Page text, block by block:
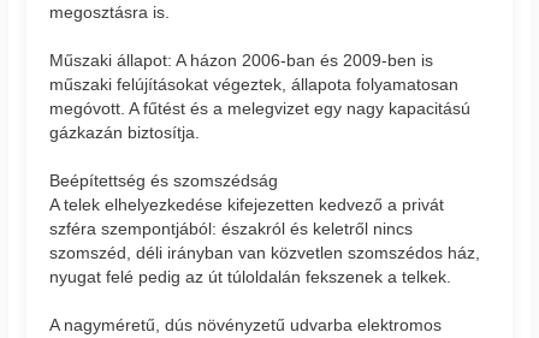
megosztásra is.
Műszaki állapot: A házon 2006-ban és 2009-ben is
műszaki felújításokat végeztek, állapota folyamatosan
megóvott. A fűtést és a melegvizet egy nagy kapacitású
gázkazán biztosítja.
Beépítettség és szomszédság
A telek elhelyezkedése kifejezetten kedvező a privát
szféra szempontjából: északról és keletről nincs
szomszéd, déli irányban van közvetlen szomszédos ház,
nyugat felé pedig az út túloldalán fekszenek a telkek.
A nagyméretű, dús növényzetű udvarba elektromos